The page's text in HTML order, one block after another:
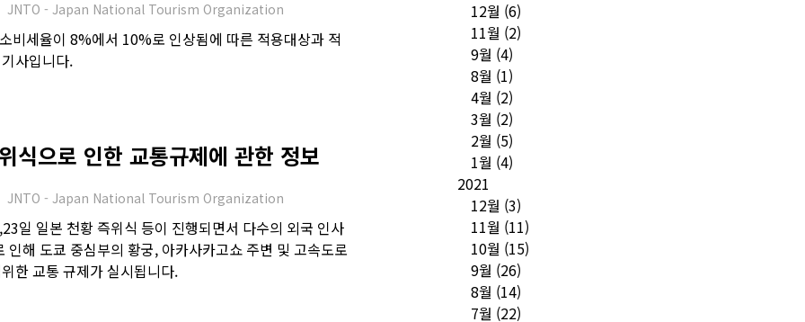
JNTO - Japan National Tourism Organization
비세율이 8%에서 10%로 인상됨에 따른 적용대상과 적
사입니다.
식으로 인한 교통규제에 관한 정보
JNTO - Japan National Tourism Organization
일 일본 천황 즉위식 등이 진행되면서 다수의 외국 인사
인해 도쿄 중심부의 황궁, 아카사카고쇼 주변 및 고속도로
한 교통 규제가 실시됩니다.
12월 (6)
11월 (2)
9월 (4)
8월 (1)
4월 (2)
3월 (2)
2월 (5)
1월 (4)
2021
12월 (3)
11월 (11)
10월 (15)
9월 (26)
8월 (14)
7월 (22)